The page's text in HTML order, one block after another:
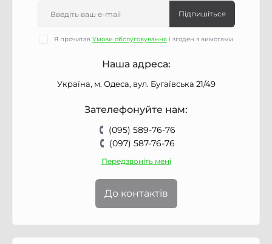
Підпишіться
Я прочитав Умови обслуговування і згоден з вимогами
Наша адреса:
Україна, м. Одеса, вул. Бугаївська 21/49
Зателефонуйте нам:
(095) 589-76-76
(097) 587-76-76
Передзвоніть мені
До контактів